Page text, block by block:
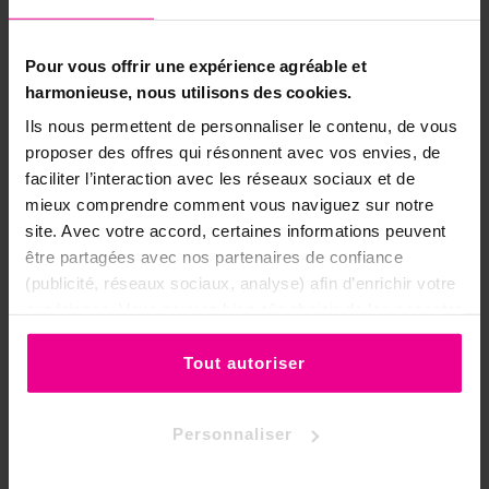
Pour vous offrir une expérience agréable et
harmonieuse, nous utilisons des cookies.
Ils nous permettent de personnaliser le contenu, de vous
proposer des offres qui résonnent avec vos envies, de
faciliter l’interaction avec les réseaux sociaux et de
mieux comprendre comment vous naviguez sur notre
site. Avec votre accord, certaines informations peuvent
être partagées avec nos partenaires de confiance
(publicité, réseaux sociaux, analyse) afin d’enrichir votre
ou de les refuser.
Tout autoriser
Personnaliser
un espace de sécurité et de guidance
▸ Sur unautel dédié au féminin sacré
une déesse lunaire (Artémis, Isis, Hécate),
pour amplifier les intentions de fécondité,
de créativité ou d'épanouissement
personnel
▸
Tenu enmain lors d'une lecture intuitive
d'un tirage ou d'une pratique de divination,
pour affiner la réception des impressions
Consacrer sa médaille talismanique
Pentacle de la Lune dorée
La consécration du Pentacle de la Lune doré